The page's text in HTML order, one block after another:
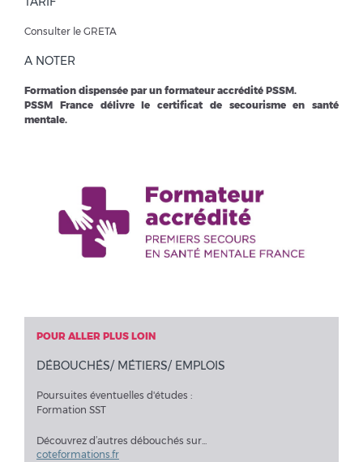
Consulter le GRETA
A NOTER
Formation dispensée par un formateur accrédité PSSM.
PSSM France délivre le certificat de secourisme en santé
mentale.
POUR ALLER PLUS LOIN
DÉBOUCHÉS/ MÉTIERS/ EMPLOIS
Poursuites éventuelles d'études :
Formation SST
Découvrez d’autres débouchés sur...
coteformations.fr